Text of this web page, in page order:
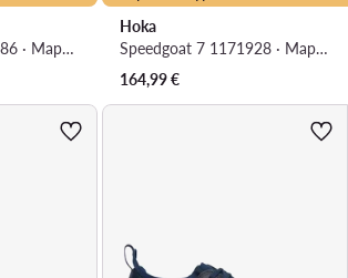
Neo Zen 2 J1GC2686 · Маратонки за бягане
Hoka
Speedgoat 7 1171928 · Маратонки за бягане
164,99€